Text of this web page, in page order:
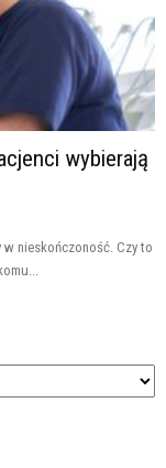
wybierają
w nieskończoność. Czy to